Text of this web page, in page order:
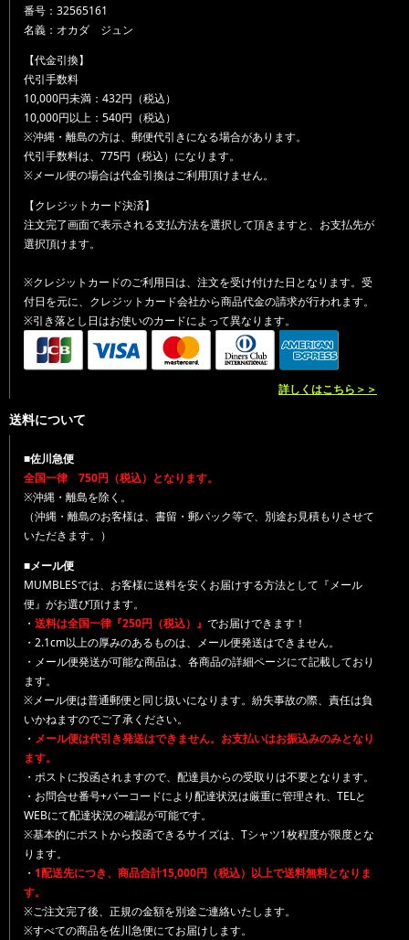
番号：32565161
名義：オカダ ジュン
【代金引換】
代引手数料
10,000円未満：432円（税込）
10,000円以上：540円（税込）
※沖縄・離島の方は、郵便代引きになる場合があります。
代引手数料は、775円（税込）になります。
※メール便の場合は代金引換はご利用頂けません。
【クレジットカード決済】
注文完了画面で表示される支払方法を選択して頂きますと、お支払先が
選択頂けます。
※クレジットカードのご利用日は、注文を受け付けた日となります。受
付日を元に、クレジットカード会社から商品代金の請求が行われます。
※引き落とし日はお使いのカードによって異なります。
詳しくはこちら＞＞
送料について
■佐川急便
全国一律 750円（税込）となります。
※沖縄・離島を除く。
（沖縄・離島のお客様は、書留・郵パック等で、別途お見積もりさせて
いただきます。）
■メール便
MUMBLESでは、お客様に送料を安くお届けする方法として『メール
便』がお選び頂けます。
・ 送料は全国一律『250円（税込）』 でお届けできます！
・2.1cm以上の厚みのあるものは、メール便発送はできません。
・メール便発送が可能な商品は、各商品の詳細ページにて記載しており
ます。
※メール便は普通郵便と同じ扱いになります。紛失事故の際、責任は負
いかねますのでご了承ください。
・ メール便は代引き発送はできません。お支払いはお振込みのみとなり
ます。
・ポストに投函されますので、配達員からの受取りは不要となります。
・お問合せ番号+バーコードにより配達状況は厳重に管理され、TELと
WEBにて配達状況の確認が可能です。
※基本的にポストから投函できるサイズは、Tシャツ1枚程度が限度とな
ります。
・ 1配送先につき、商品合計15,000円（税込）以上で送料無料となりま
す。
※ご注文完了後、正規の金額を別途ご連絡いたします。
※すべての商品を佐川急便にてお届けします。